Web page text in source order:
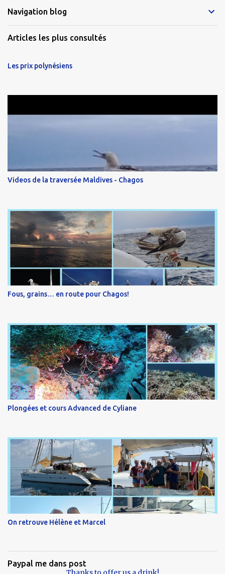
Navigation blog
Articles les plus consultés
Les prix polynésiens
Videos de la traversée Maldives - Chagos
Fous, grains… en route pour Chagos!
Plongées et cours Advanced de Cyliane
On retrouve Hélène et Marcel
Paypal me dans post